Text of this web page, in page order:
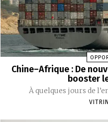
Chine–Afrique : De
booster
À quelques jours de